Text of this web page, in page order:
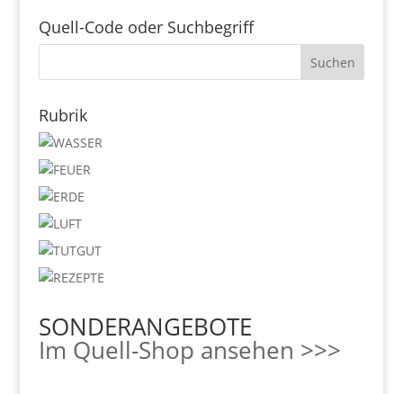
Quell-Code oder Suchbegriff
Rubrik
SONDERANGEBOTE
Im Quell-Shop ansehen >>>